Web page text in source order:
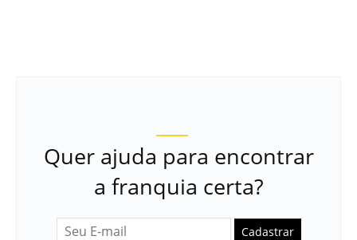
Quer ajuda para encontrar
a franquia certa?
Cadastrar